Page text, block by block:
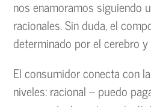
nos enamoramos siguiendo
racionales. Sin duda, el
determinado por el cerebro
El consumidor conecta con
niveles: racional – puedo